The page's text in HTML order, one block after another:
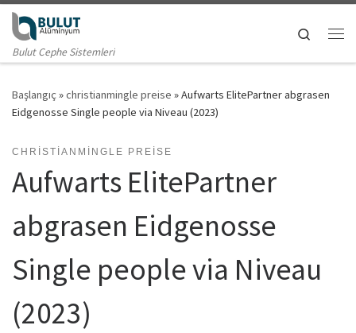
Skip to content
Bulut Cephe Sistemleri
Search
Başlangıç »christianmingle preise »Aufwarts ElitePartner abgrasen
Eidgenosse Single people via Niveau (2023)
CHRISTIANMINGLE PREISE
Aufwarts ElitePartner
abgrasen Eidgenosse
Single people via Niveau
(2023)